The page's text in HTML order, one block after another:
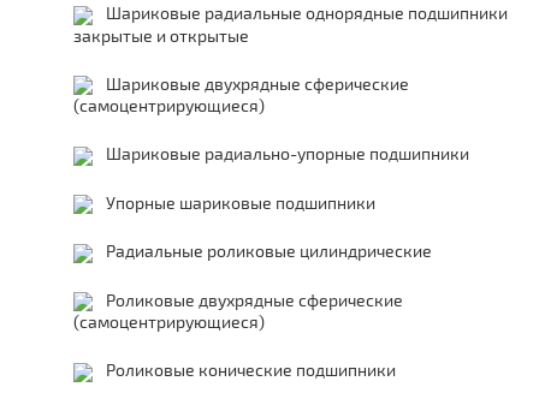
Шариковые радиальные однорядные подшипники
закрытые и открытые
Шариковые двухрядные сферические
(самоцентрирующиеся)
Шариковые радиально-упорные подшипники
Упорные шариковые подшипники
Радиальные роликовые цилиндрические
Роликовые двухрядные сферические
(самоцентрирующиеся)
Роликовые конические подшипники